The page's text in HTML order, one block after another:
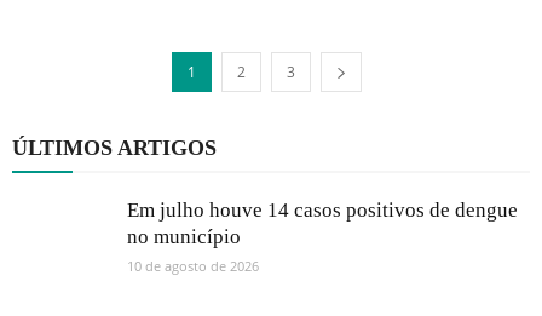
1 2 3
ÚLTIMOS ARTIGOS
Em julho houve 14 casos positivos de dengue
no município
10 de agosto de 2026